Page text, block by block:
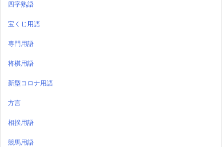
四字熟語
宝くじ用語
専門用語
将棋用語
新型コロナ用語
方言
相撲用語
競馬用語